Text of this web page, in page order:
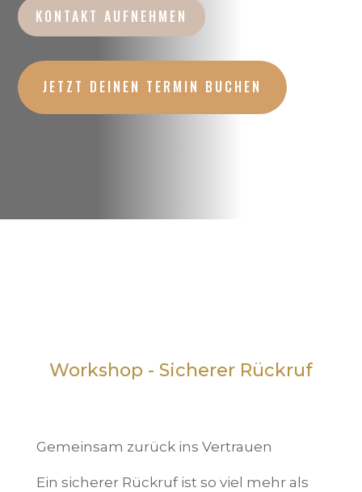
KONTAKT AUFNEHMEN
JETZT DEINEN TERMIN BUCHEN
Workshop - Sicherer Rückruf
Gemeinsam zurück ins Vertrauen
Ein sicherer Rückruf ist so viel mehr als